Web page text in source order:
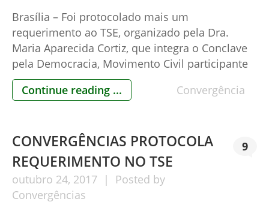
Brasília – Foi protocolado mais um
requerimento ao TSE, organizado pela Dra.
Maria Aparecida Cortiz, que integra o Conclave
pela Democracia, Movimento Civil participante
do Convergências. O requerimento (veja aqui)
inova co art. 12 da Lei 13.165/15 que diz,
à aprovação da […]
Continue reading ... Convergência
CONVERGÊNCIAS PROTOCOLA
REQUERIMENTO NO TSE
outubro 24, 2017
Posted by
Convergências
9